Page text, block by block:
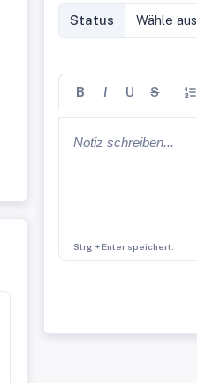
Status Wähle aus
B I U S
Strg + Enter speichert.